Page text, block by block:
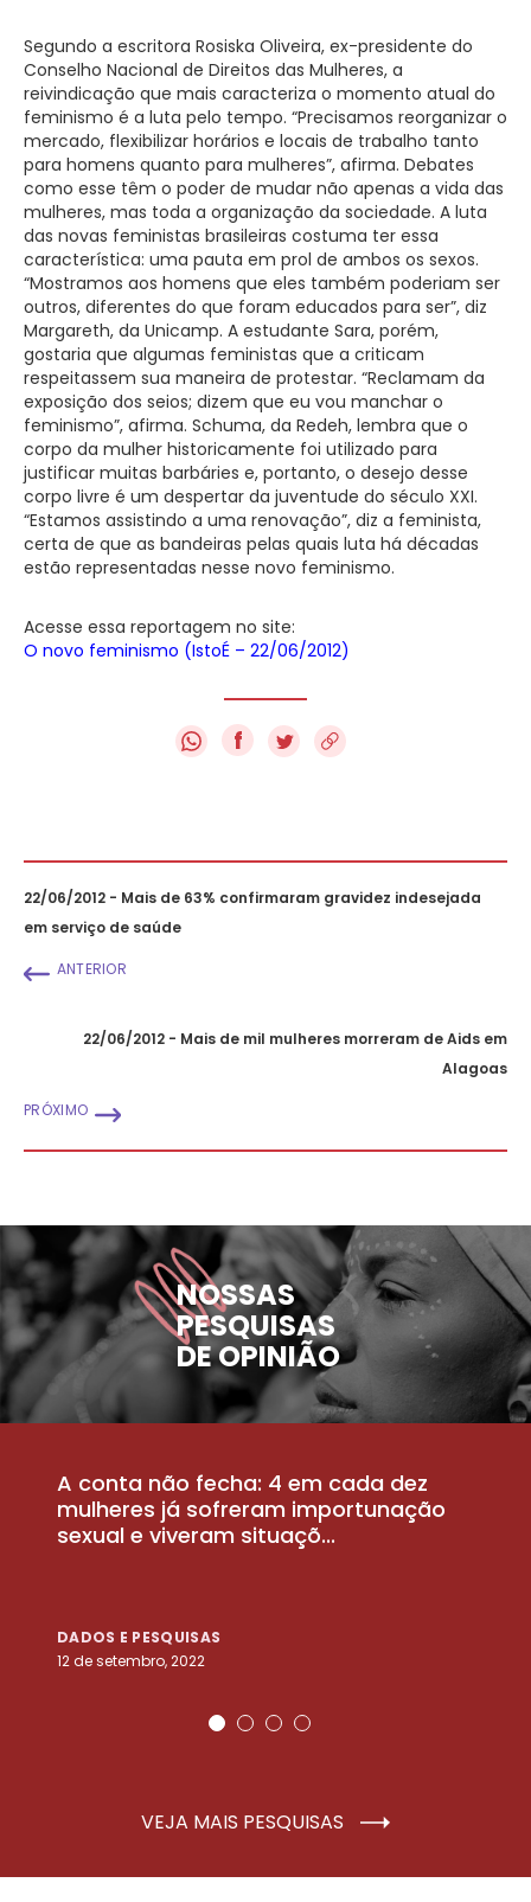
Segundo a escritora Rosiska Oliveira, ex-presidente do
Conselho Nacional de Direitos das Mulheres, a
reivindicação que mais caracteriza o momento atual do
feminismo é a luta pelo tempo. “Precisamos reorganizar o
mercado, flexibilizar horários e locais de trabalho tanto
para homens quanto para mulheres”, afirma. Debates
como esse têm o poder de mudar não apenas a vida das
mulheres, mas toda a organização da sociedade. A luta
das novas feministas brasileiras costuma ter essa
característica: uma pauta em prol de ambos os sexos.
“Mostramos aos homens que eles também poderiam ser
outros, diferentes do que foram educados para ser”, diz
Margareth, da Unicamp. A estudante Sara, porém,
gostaria que algumas feministas que a criticam
respeitassem sua maneira de protestar. “Reclamam da
exposição dos seios; dizem que eu vou manchar o
feminismo”, afirma. Schuma, da Redeh, lembra que o
corpo da mulher historicamente foi utilizado para
justificar muitas barbáries e, portanto, o desejo desse
corpo livre é um despertar da juventude do século XXI.
“Estamos assistindo a uma renovação”, diz a feminista,
certa de que as bandeiras pelas quais luta há décadas
estão representadas nesse novo feminismo.
Acesse essa reportagem no site:
O novo feminismo (IstoÉ – 22/06/2012)
f
22/06/2012 - Mais de 63% confirmaram gravidez indesejada
em serviço de saúde
ANTERIOR
22/06/2012 - Mais de mil mulheres morreram de Aids em
Alagoas
PRÓXIMO
NOSSAS
PESQUISAS
DE OPINIÃO
A conta não fecha: 4 em cada dez
mulheres já sofreram importunação
sexual e viveram situaçõ...
DADOS E PESQUISAS
12 de setembro, 2022
VEJA MAIS PESQUISAS